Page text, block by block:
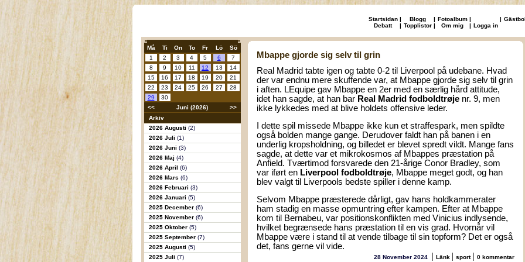
Startsidan | Blogg | Fotoalbum | |
Debatt
| Topplistor | Om mig | Logga in
Må Ti On To Fr Lö
Sö
1
2 3 4 5 6
7
8
9 10 11 12 13
14
15
16 17 18 19 20
21
22
23 24 25 26 27
28
29
30
<<
Juni (2026)
>>
Arkiv
2026 Augusti (2)
2026 Juli (1)
2026 Juni (3)
2026 Maj (4)
2026 April (6)
2026 Mars (6)
2026 Februari (3)
2026 Januari (5)
2025 December (6)
2025 November (6)
2025 Oktober (5)
2025 September (7)
2025 Augusti (5)
2025 Juli (7)
Mbappe gjorde sig selv til grin
Real Madrid tabte igen og tabte 0-2 til Liverpool på udebane. Hvad
der var endnu mere skuffende var, at Mbappe gjorde sig selv til grin
i aften. LEquipe gav Mbappe en 2er med en særlig hård attitude,
idet han sagde, at han bar Real Madrid fodboldtrøje nr. 9, men
ikke lykkedes med at blive holdets offensive leder.
I dette spil missede Mbappe ikke kun et straffespark, men spildte
også bolden mange gange. Derudover faldt han på banen i en
underlig kropsholdning, og billedet er blevet spredt vildt. Mange fans
sagde, at dette var et mikrokosmos af Mbappes præstation på
Anfield. Tværtimod forsvarede den 21-årige Conor Bradley, som
var iført en Liverpool fodboldtrøje, Mbappe meget godt, og han
blev valgt til Liverpools bedste spiller i denne kamp.
Selvom Mbappe præsterede dårligt, gav hans holdkammerater
ham stadig en masse opmuntring efter kampen. Efter at Mbappe
kom til Bernabeu, var positionskonflikten med Vinicius indlysende,
hvilket begrænsede hans præstation til en vis grad. Hvornår vil
Mbappe være i stand til at vende tilbage til sin topform? Det er også
det, fans gerne vil vide.
28 November 2024 | Länk | sport| 0 kommentar